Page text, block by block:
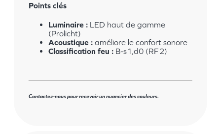
Points clés
Luminaire : LED haut de gamme
(Prolicht)
Acoustique : améliore le confort sonore
Classification feu : B-s1,d0 (RF 2)
Contactez-nous pour recevoir un nuancier des couleurs.